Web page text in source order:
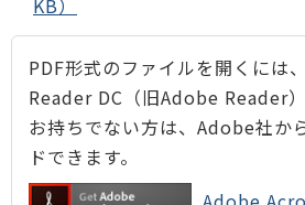
PDF形式のファイルを開くには
Reader DC（旧Adobe Reader）
お持ちでない方は、Adobe社か
ドできます。